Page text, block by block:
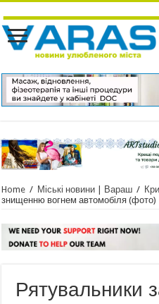
Home / Міські новини | Вараш /
знищенню вогнем автомобіля (фото)
Рятувальники